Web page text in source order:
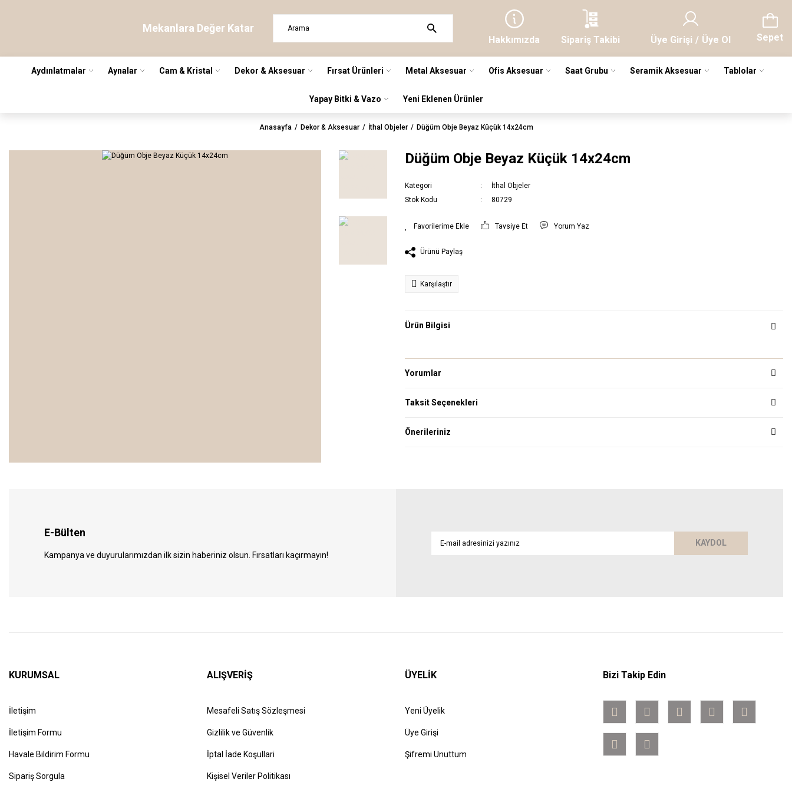
Mekanlara Değer Katar
Hakkımızda Sipariş Takibi Üye Girişi / Üye Ol Sepet
Aydınlatmalar Aynalar Cam & Kristal Dekor & Aksesuar Fırsat Ürünleri Metal Aksesuar Ofis Aksesuar Saat Grubu Seramik Aksesuar Tablolar
Yapay Bitki & Vazo Yeni Eklenen Ürünler
Anasayfa Dekor & Aksesuar İthal Objeler Düğüm Obje Beyaz Küçük 14x24cm
Düğüm Obje Beyaz Küçük 14x24cm
Kategori
İthal Objeler
Stok Kodu
80729
Tavsiye Et Yorum Yaz
Ürünü Paylaş
Karşılaştır
Ürün Bilgisi
Yorumlar
Taksit Seçenekleri
Önerileriniz
E-Bülten
Kampanya ve duyurularımızdan ilk sizin haberiniz olsun. Fırsatları kaçırmayın!
KAYDOL
KURUMSAL
İletişim
İletişim Formu
Havale Bildirim Formu
Sipariş Sorgula
ALIŞVERİŞ
Mesafeli Satış Sözleşmesi
Gizlilik ve Güvenlik
İptal İade Koşullari
Kişisel Veriler Politikası
ÜYELİK
Yeni Üyelik
Üye Girişi
Şifremi Unuttum
Bizi Takip Edin